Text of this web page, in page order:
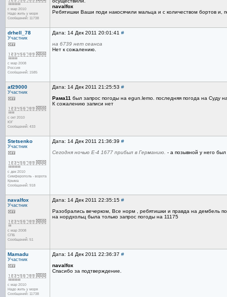
с мар 2010
Надо жить у моря
Сообщений: 11738
navalfox
Ребятишки Ваши поди накосячили мальца и с количеством бортов и,
drhell_78
Участник
с мар 2008
Россия
Сообщений: 1585
Дата: 14 Дек 2011 20:01:41 #
на 6739 нет сеанса
Нет к сожалению.
af29000
Участник
с окт 2010
ЮГ
Сообщений: 433
Дата: 14 Дек 2011 21:25:53 #
Рама11 был запрос погоды на egun.lemo. последняя погода на Суду
К сожалению записи нет
Stetsenko
Участник
с дек 2010
Симферополь - ворота
Крыма
Сообщений: 918
Дата: 14 Дек 2011 21:36:39 #
Сегодня ночью Е-4 1677 прибыл в Германию. - а позывной у него
navalfox
Участник
с мар 2008
СПБ
Сообщений: 51
Дата: 14 Дек 2011 22:35:15 #
Разобрались вечерком, Все норм , ребятишки и правда на дембель
на нордхольц была только запрос погоды на 11175
Mamadu
Участник
с мар 2010
Надо жить у моря
Сообщений: 11738
Дата: 14 Дек 2011 22:36:37 #
navalfox
Спасибо за подтверждение.